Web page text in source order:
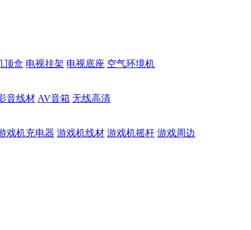
顶盒 电视挂架 电视底座 空气环境机
音线材 AV音箱 无线高清
戏机充电器 游戏机线材 游戏机摇杆 游戏周边